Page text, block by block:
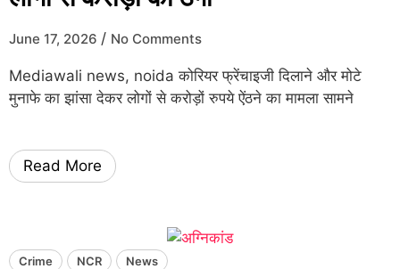
June 17, 2026 / No Comments
Mediawali news, noida कोरियर फ्रेंचाइजी दिलाने और मोटे
मुनाफे का झांसा देकर लोगों से करोड़ों रुपये ऐंठने का मामला सामने
Read More
Crime NCR News